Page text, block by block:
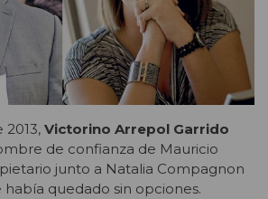
2013, Victorino Arrepol Garrido
de confianza de Mauricio
junto a Natalia Compagnon
había quedado sin opciones.